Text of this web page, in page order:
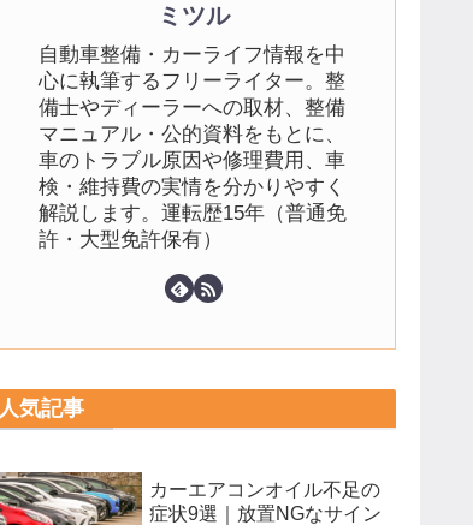
ミツル
自動車整備・カーライフ情報を中
心に執筆するフリーライター。整
備士やディーラーへの取材、整備
マニュアル・公的資料をもとに、
車のトラブル原因や修理費用、車
検・維持費の実情を分かりやすく
解説します。運転歴15年（普通免
許・大型免許保有）
人気記事
カーエアコンオイル不足の
症状9選｜放置NGなサイン